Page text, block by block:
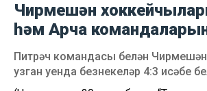
Чирмешән
һәм Арча
Питрәч командасы белән
узган уенда безнекеләр 4:3 исәбе